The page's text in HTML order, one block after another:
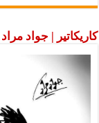
كاريكاتير | جواد مراد